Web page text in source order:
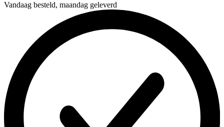
Vandaag besteld, maandag geleverd